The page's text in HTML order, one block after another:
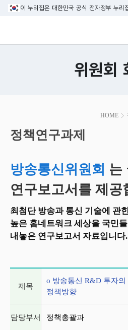
본
이 누리집은 대한민국 공식 전자정부 누리
방송미디어통신위
위원회
HOME
시
작
정책연구과제
방송통신위원회 는
연구보고서를 제공
최첨단 방송과 통신 기술에 관
높은 홈네트워크 세상을 국민
내놓은 연구보고서 자료입니다.
제목
o 방송통신 R&D 투자
정책방향
담당부서 정책총괄과